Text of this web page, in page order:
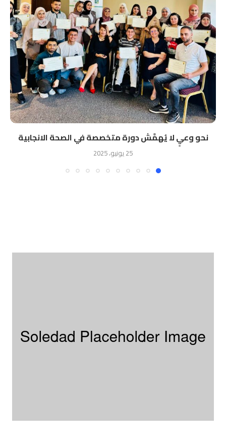
نحو وعيٍ لا يُهمَّش دورة متخصصة في الصحة الانجابية
25 يونيو، 2025